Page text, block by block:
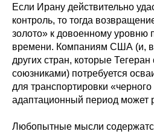
Если Ирану действительно
контроль, то тогда
золото» к довоенному уровню
времени. Компаниям США (и,
других стран, которые
союзниками) потребуется
для транспортировки «черного
адаптационный период может
Любопытные мысли